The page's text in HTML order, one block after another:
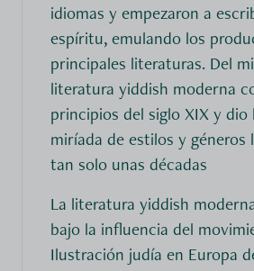
idiomas y empezaron a
espíritu, emulando los
principales literaturas. Del
literatura yiddish moderna
principios del siglo XIX y dio
miríada de estilos y géneros
tan solo unas décadas
La literatura yiddish
bajo la influencia del
Ilustración judía en Europa